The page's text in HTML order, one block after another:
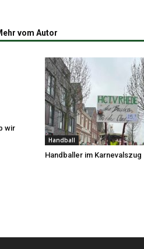
vom Autor
wir
Handball
Handballer im Karnevalszug